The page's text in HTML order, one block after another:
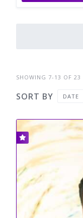
SHOWING 7-13 OF 23
SORT BY DATE